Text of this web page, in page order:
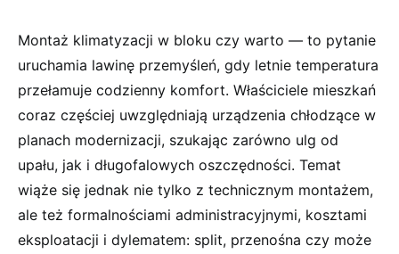
Montaż klimatyzacji w bloku czy warto — to pytanie
uruchamia lawinę przemyśleń, gdy letnie temperatura
przełamuje codzienny komfort. Właściciele mieszkań
coraz częściej uwzględniają urządzenia chłodzące w
planach modernizacji, szukając zarówno ulg od
upału, jak i długofalowych oszczędności. Temat
wiąże się jednak nie tylko z technicznym montażem,
ale też formalnościami administracyjnymi, kosztami
eksploatacji i dylematem: split, przenośna czy może